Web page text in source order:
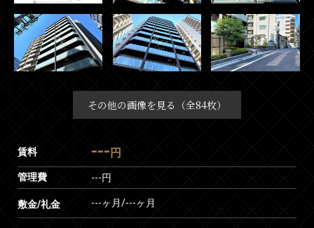
その他の画像を見る（全84枚）
賃料 --- 円
管理費 ---円
敷金/礼金 ---ヶ月/---ヶ月